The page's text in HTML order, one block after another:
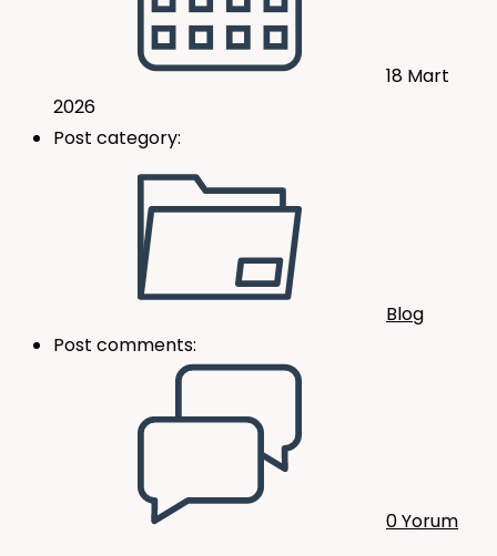
18 Mart
2026
Post category:
Blog
Post comments:
0 Yorum